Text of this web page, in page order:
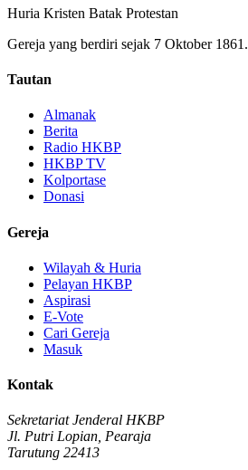
Huria Kristen Batak Protestan
Gereja yang berdiri sejak 7 Oktober 1861.
Tautan
Almanak
Berita
Radio HKBP
HKBP TV
Kolportase
Donasi
Gereja
Wilayah & Huria
Pelayan HKBP
Aspirasi
E-Vote
Cari Gereja
Masuk
Kontak
Sekretariat Jenderal HKBP
Jl. Putri Lopian, Pearaja
Tarutung 22413